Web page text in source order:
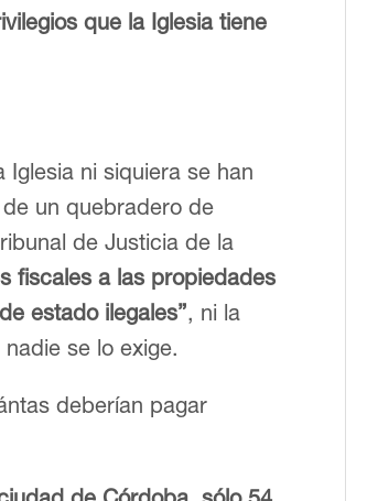
que la Iglesia tiene
ni siquiera se han
un quebradero de
de Justicia de la
fiscales a las propiedades
estado ilegales”, ni la
se lo exige.
deberían pagar